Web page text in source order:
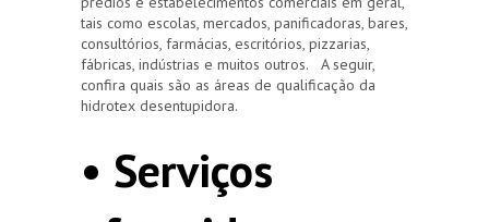
tais como escolas, mercados, panificadoras, bares,
consultórios, farmácias, escritórios, pizzarias,
fábricas, indústrias e muitos outros. A seguir,
confira quais são as áreas de qualificação da
hidrotex desentupidora.
• Serviços